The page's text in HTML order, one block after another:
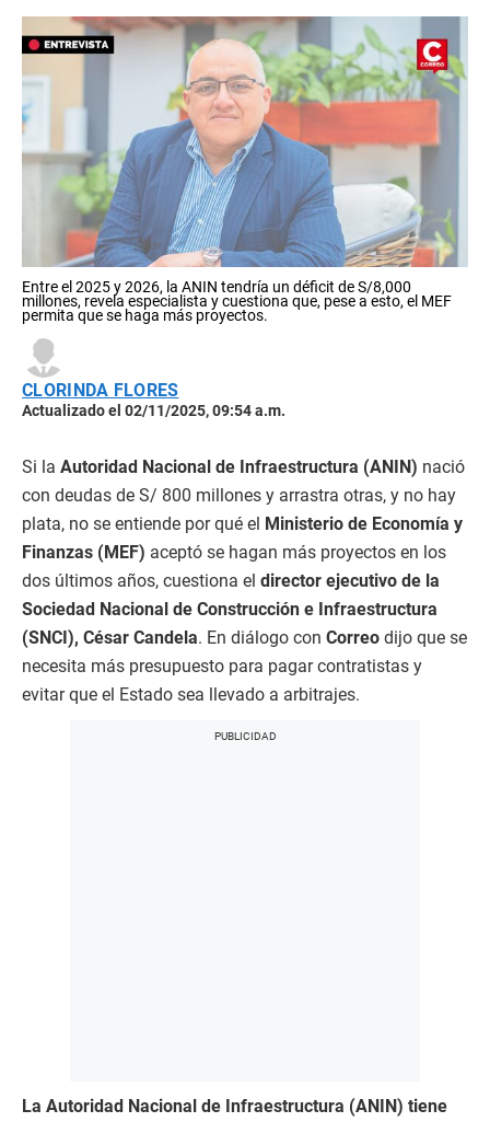
Entre el 2025 y 2026, la ANIN tendría un déficit de S/8,000
millones, revela especialista y cuestiona que, pese a esto, el MEF
permita que se haga más proyectos.
CLORINDA FLORES
Actualizado el 02/11/2025, 09:54 a.m.
Si la Autoridad Nacional de Infraestructura (ANIN) nació
con deudas de S/ 800 millones y arrastra otras, y no hay
plata, no se entiende por qué el Ministerio de Economía y
Finanzas (MEF) aceptó se hagan más proyectos en los
dos últimos años, cuestiona el director ejecutivo de la
Sociedad Nacional de Construcción e Infraestructura
(SNCI), César Candela. En diálogo con Correo dijo que se
necesita más presupuesto para pagar contratistas y
evitar que el Estado sea llevado a arbitrajes.
La Autoridad Nacional de Infraestructura (ANIN) tiene